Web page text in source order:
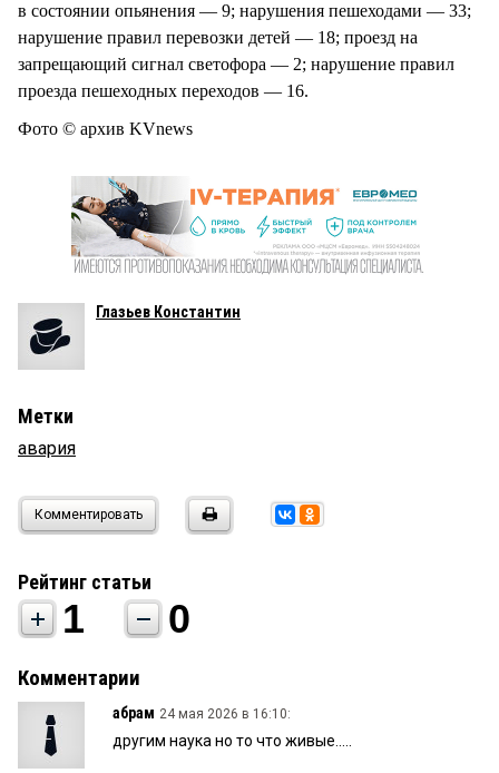
в состоянии опьянения — 9; нарушения пешеходами — 33;
нарушение правил перевозки детей — 18; проезд на
запрещающий сигнал светофора — 2; нарушение правил
проезда пешеходных переходов — 16.
Фото © архив KVnews
Глазьев Константин
Метки
авария
Комментировать
Рейтинг статьи
1 0
Комментарии
абрам 24 мая 2026 в 16:10:
другим наука но то что живые.....